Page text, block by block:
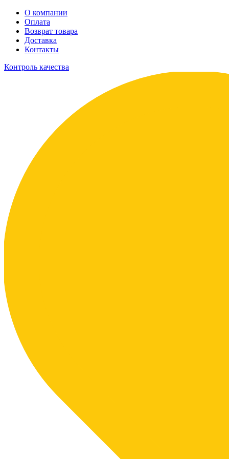
О компании
Оплата
Возврат товара
Доставка
Контакты
Контроль качества